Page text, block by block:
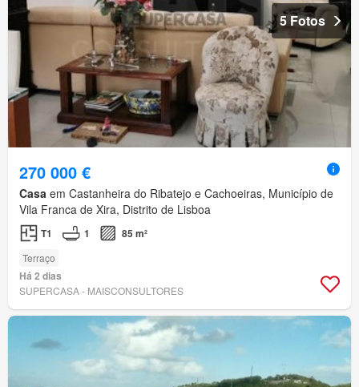
5 Fotos
270 000 €
Casa em Castanheira do Ribatejo e Cachoeiras, Município de
Vila Franca de Xira, Distrito de Lisboa
T1 1 85 m²
Terraço
Há 2 dias
SUPERCASA - MAISCONSULTORES